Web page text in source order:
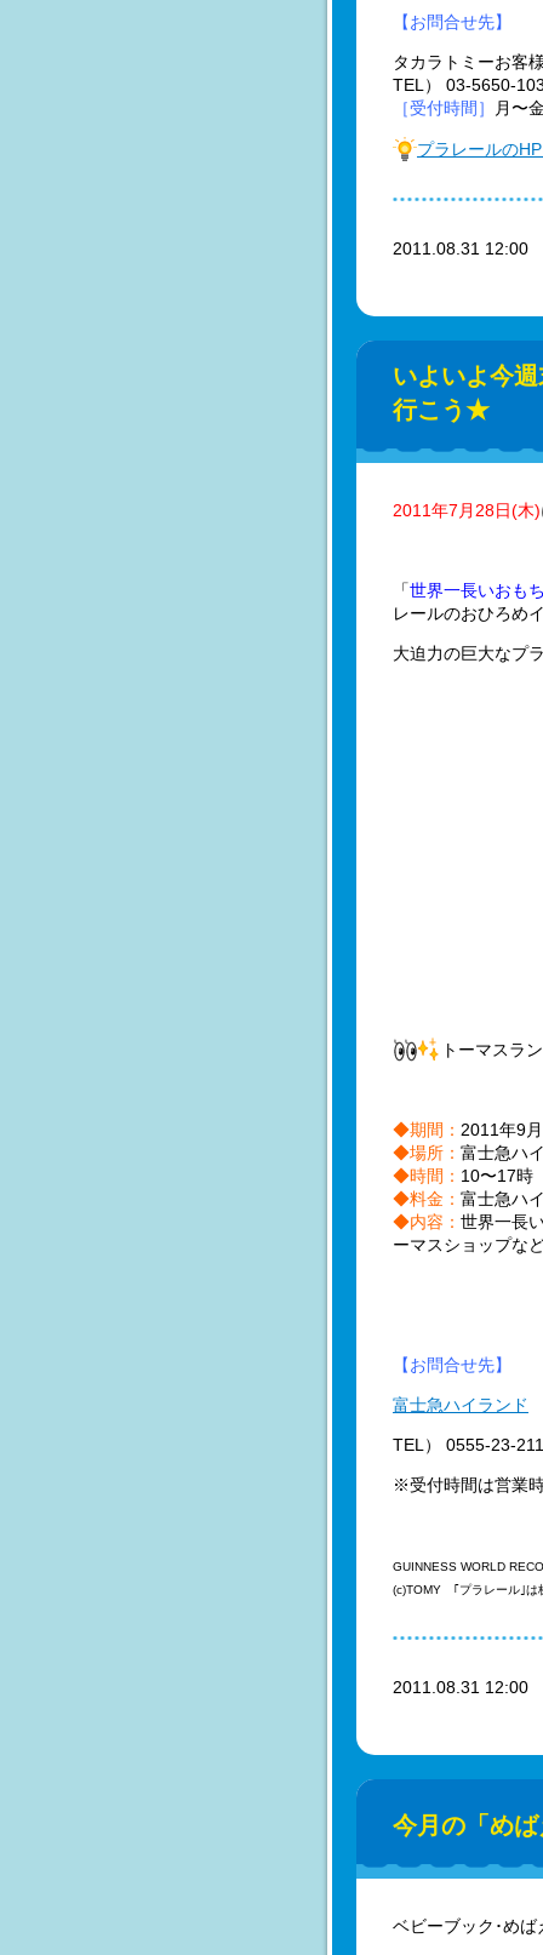
【お問合せ先】
タカラトミーお客
TEL） 03-5650-
［受付時間］
月〜
プラレールの
2011.08.31
いよいよ今
行こう★
2011年7月28日(木)
「世界一長いおも
レールのおひろめ
大迫力の巨大なプ
トーマスラ
◆期間： 2011年9
◆場所： 富士急ハ
◆時間： 10〜17時
◆料金： 富士急ハ
◆内容： 世界一長
ーマスショップな
【お問合せ先】
富士急ハイランド
TEL） 0555-23-
※受付時間は営業
GUINNESS WORLD
(c)TOMY ｢プラレール｣は
2011.08.31
今月の「め
ベビーブック･めば